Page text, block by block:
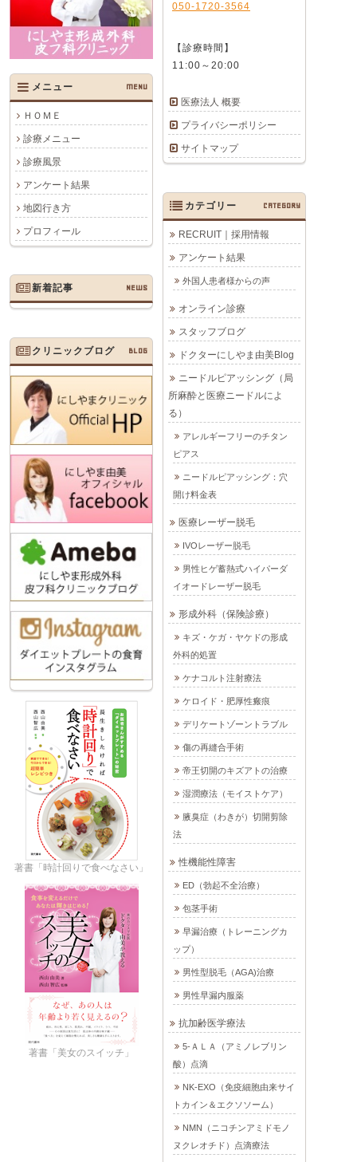
メニュー MENU
ＨＯＭＥ
診療メニュー
診療風景
アンケート結果
地図行き方
プロフィール
050-1720-3564
【診療時間】
11:00～20:00
医療法人 概要
プライバシーポリシー
サイトマップ
カテゴリー CATEGORY
RECRUIT｜採用情報
アンケート結果
外国人患者様からの声
オンライン診療
スタッフブログ
ドクターにしやま由美Blog
ニードルピアッシング（局
所麻酔と医療ニードルによ
る）
アレルギーフリーのチタン
ピアス
ニードルピアッシング：穴
開け料金表
医療レーザー脱毛
IVOレーザー脱毛
男性ヒゲ蓄熱式ハイパーダ
イオードレーザー脱毛
形成外科（保険診療）
キズ・ケガ・ヤケドの形成
外科的処置
ケナコルト注射療法
ケロイド・肥厚性瘢痕
デリケートゾーントラブル
傷の再縫合手術
帝王切開のキズアトの治療
湿潤療法（モイストケア）
腋臭症（わきが）切開剪除
法
性機能性障害
ED（勃起不全治療）
包茎手術
早漏治療（トレーニングカ
ップ）
男性型脱毛（AGA)治療
男性早漏内服薬
抗加齢医学療法
5-ＡＬＡ（アミノレブリン
酸）点滴
NK-EXO（免疫細胞由来サイ
トカイン＆エクソソーム）
NMN（ニコチンアミドモノ
ヌクレオチド）点滴療法
新着記事 NEWS
クリニックブログ BLOG
著書「時計回りで食べなさい」
著書「美女のスイッチ」